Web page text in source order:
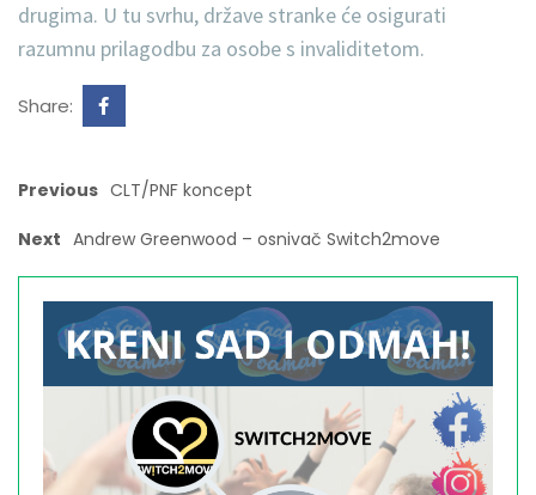
drugima. U tu svrhu, države stranke će osigurati
razumnu prilagodbu za osobe s invaliditetom.
Share:
Previous CLT/PNF koncept
Next Andrew Greenwood – osnivač Switch2move